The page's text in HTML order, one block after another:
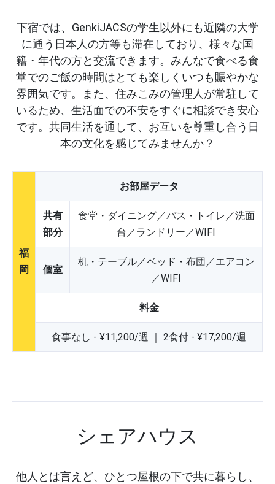
下宿では、GenkiJACSの学生以外にも近隣の大学
に通う日本人の方等も滞在しており、様々な国
籍・年代の方と交流できます。みんなで食べる食
堂でのご飯の時間はとても楽しくいつも賑やかな
雰囲気です。また、住みこみの管理人が常駐して
いるため、生活面での不安をすぐに相談でき安心
です。共同生活を通して、お互いを尊重し合う日
本の文化を感じてみませんか？
福
岡
お部屋データ
共有
部分
食堂・ダイニング／バス・トイレ／洗面
台／ランドリー／WIFI
個室
机・テーブル／ベッド・布団／エアコン
／WIFI
料金
食事なし - ¥11,200/週 ｜ 2食付 - ¥17,200/週
シェアハウス
他人とは言えど、ひとつ屋根の下で共に暮らし、